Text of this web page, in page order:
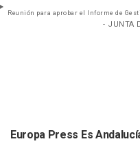
Reunión para aprobar el Informe de
- JUNTA
Europa Press Es